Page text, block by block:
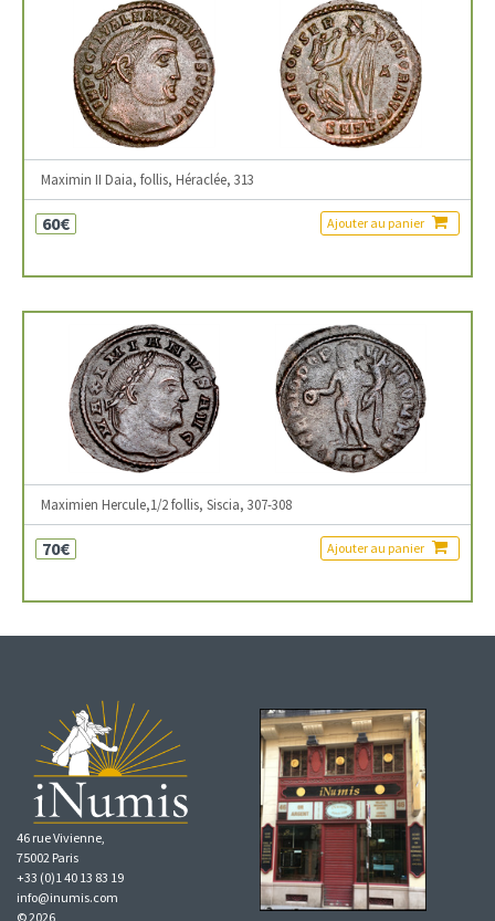
Maximin II Daia, follis, Héraclée, 313
60€ Ajouter au panier
Maximien Hercule,1/2 follis, Siscia, 307-308
70€ Ajouter au panier
46 rue Vivienne,
75002 Paris
+33 (0)1 40 13 83 19
info@inumis.com
© 2026